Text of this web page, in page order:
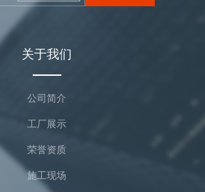
关于我们
公司简介
工厂展示
荣誉资质
施工现场